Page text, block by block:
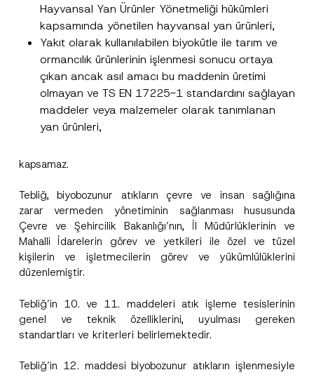
Hayvansal Yan Ürünler Yönetmeliği hükümleri
kapsamında yönetilen hayvansal yan ürünleri,
Yakıt olarak kullanılabilen biyokütle ile tarım ve
ormancılık ürünlerinin işlenmesi sonucu ortaya
çıkan ancak asıl amacı bu maddenin üretimi
olmayan ve TS EN 17225-1 standardını sağlayan
maddeler veya malzemeler olarak tanımlanan
yan ürünleri,
kapsamaz.
Tebliğ, biyobozunur atıkların çevre ve insan sağlığına
zarar vermeden yönetiminin sağlanması hususunda
Çevre ve Şehircilik Bakanlığı’nın, İl Müdürlüklerinin ve
Mahalli İdarelerin görev ve yetkileri ile özel ve tüzel
kişilerin ve işletmecilerin görev ve yükümlülüklerini
düzenlemiştir.
Tebliğ’in 10. ve 11. maddeleri atık işleme tesislerinin
genel ve teknik özelliklerini, uyulması gereken
standartları ve kriterleri belirlemektedir.
Tebliğ’in 12. maddesi biyobozunur atıkların işlenmesiyle
Ad*
Soyad*
e
l
e
f
n
r
m
Firma
Telefon Numarası*
Konu
P
Bu iletişim formu aracılığıyla sağlanan kişisel